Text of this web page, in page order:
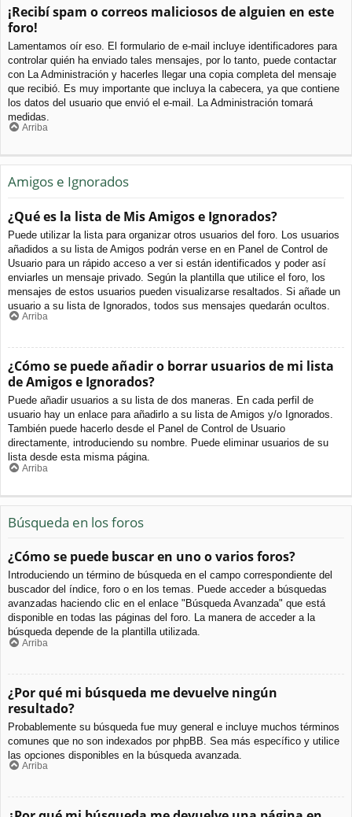
¡Recibí spam o correos maliciosos de alguien en este
foro!
Lamentamos oír eso. El formulario de e-mail incluye identificadores para
controlar quién ha enviado tales mensajes, por lo tanto, puede contactar
con La Administración y hacerles llegar una copia completa del mensaje
que recibió. Es muy importante que incluya la cabecera, ya que contiene
los datos del usuario que envió el e-mail. La Administración tomará
medidas.
Arriba
Amigos e Ignorados
¿Qué es la lista de Mis Amigos e Ignorados?
Puede utilizar la lista para organizar otros usuarios del foro. Los usuarios
añadidos a su lista de Amigos podrán verse en en Panel de Control de
Usuario para un rápido acceso a ver si están identificados y poder así
enviarles un mensaje privado. Según la plantilla que utilice el foro, los
mensajes de estos usuarios pueden visualizarse resaltados. Si añade un
usuario a su lista de Ignorados, todos sus mensajes quedarán ocultos.
Arriba
¿Cómo se puede añadir o borrar usuarios de mi lista
de Amigos e Ignorados?
Puede añadir usuarios a su lista de dos maneras. En cada perfil de
usuario hay un enlace para añadirlo a su lista de Amigos y/o Ignorados.
También puede hacerlo desde el Panel de Control de Usuario
directamente, introduciendo su nombre. Puede eliminar usuarios de su
lista desde esta misma página.
Arriba
Búsqueda en los foros
¿Cómo se puede buscar en uno o varios foros?
Introduciendo un término de búsqueda en el campo correspondiente del
buscador del índice, foro o en los temas. Puede acceder a búsquedas
avanzadas haciendo clic en el enlace "Búsqueda Avanzada" que está
disponible en todas las páginas del foro. La manera de acceder a la
búsqueda depende de la plantilla utilizada.
Arriba
¿Por qué mi búsqueda me devuelve ningún
resultado?
Probablemente su búsqueda fue muy general e incluye muchos términos
comunes que no son indexados por phpBB. Sea más específico y utilice
las opciones disponibles en la búsqueda avanzada.
Arriba